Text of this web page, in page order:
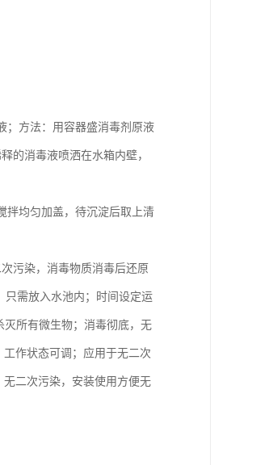
；方法：用容器盛消毒剂原液
的消毒液喷洒在水箱内壁，
拌均匀加盖，待沉淀后取上清
污染，消毒物质消毒后还原
只需放入水池内；时间设定运
所有微生物；消毒彻底，无
作状态可调；应用于无二次
二次污染，安装使用方便无